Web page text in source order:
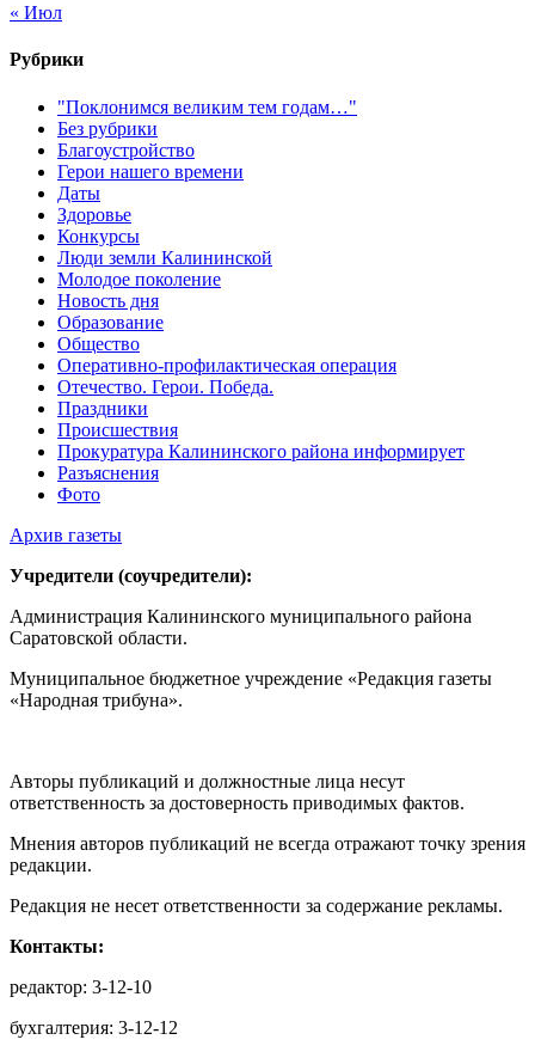
« Июл
Рубрики
"Поклонимся великим тем годам…"
Без рубрики
Благоустройство
Герои нашего времени
Даты
Здоровье
Конкурсы
Люди земли Калининской
Молодое поколение
Новость дня
Образование
Общество
Оперативно-профилактическая операция
Отечество. Герои. Победа.
Праздники
Происшествия
Прокуратура Калининского района информирует
Разъяснения
Фото
Архив газеты
Учредители (соучредители):
Администрация Калининского муниципального района
Саратовской области.
Муниципальное бюджетное учреждение «Редакция газеты
«Народная трибуна».
Авторы публикаций и должностные лица несут
ответственность за достоверность приводимых фактов.
Мнения авторов публикаций не всегда отражают точку зрения
редакции.
Редакция не несет ответственности за содержание рекламы.
Контакты:
редактор: 3-12-10
бухгалтерия: 3-12-12